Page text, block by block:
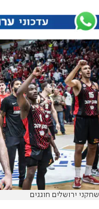
שחקני ירושלים חוגגים